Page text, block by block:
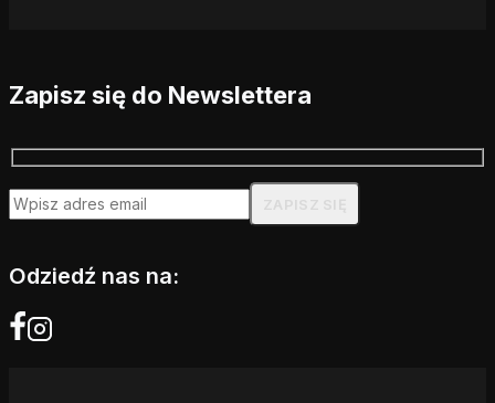
Zapisz się do Newslettera
Odziedź nas na: